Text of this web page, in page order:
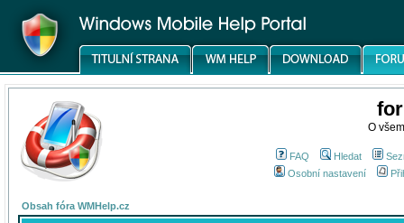
O
FAQ Hledat
Osobní nastavení
Obsah fóra WMHelp.cz